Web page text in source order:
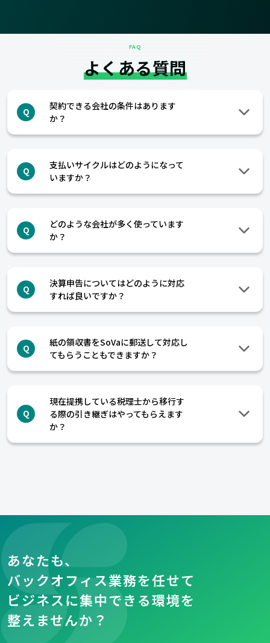
FAQ
よくある質問
Q
契約できる会社の条件はあります
か？
Q
支払いサイクルはどのようになって
いますか？
Q
どのような会社が多く使っています
か？
Q
決算申告についてはどのように対応
すれば良いですか？
Q
紙の領収書をSoVaに郵送して対応し
てもらうこともできますか？
Q
現在提携している税理士から移行す
る際の引き継ぎはやってもらえます
か？
あなたも、
バックオフィス業務を任せて
ビジネスに集中できる環境を
整えませんか？